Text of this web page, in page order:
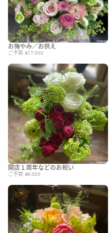
お悔やみ／お供え
ご予算: ¥17,000
開店１周年などのお祝い
ご予算: ¥8,000